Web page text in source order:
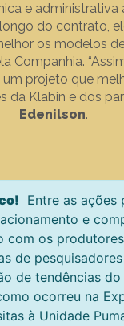
e administrativa
do contrato,
os modelos
Companhia.
um projeto que
da Klabin e dos
Edenilson.
Entre as ações
e
com os
de
de tendências
ocorreu na
à Unidade